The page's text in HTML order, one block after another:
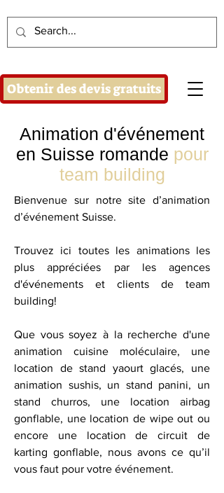
Obtenir des devis gratuits
Animation d'événement
en Suisse romande pour
team building
Bienvenue sur notre site d’animation
d’événement Suisse.
Trouvez ici toutes les animations les
plus appréciées par les agences
d'événements et clients de team
building!
Que vous soyez à la recherche d'une
animation cuisine moléculaire, une
location de stand yaourt glacés, une
animation sushis, un stand panini, un
stand churros, une location airbag
gonflable, une location de wipe out ou
encore une location de circuit de
karting gonflable, nous avons ce qu’il
vous faut pour votre événement.